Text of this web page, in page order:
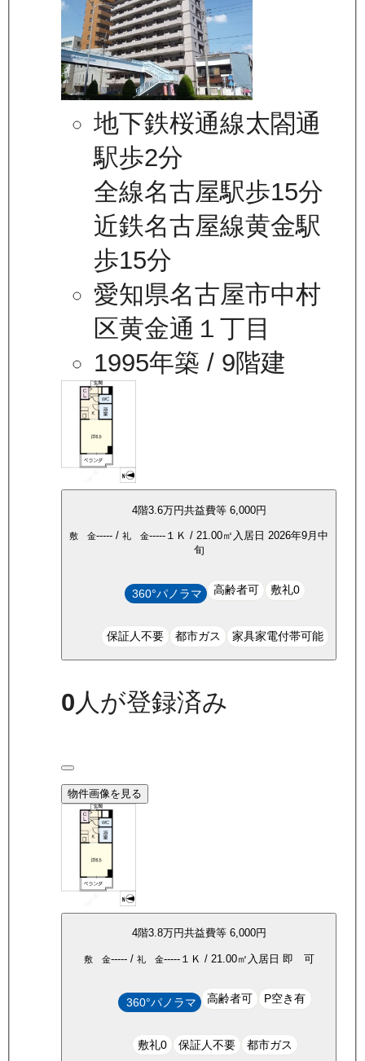
地下鉄桜通線太閤通
駅歩2分
全線名古屋駅歩15分
近鉄名古屋線黄金駅
歩15分
愛知県名古屋市中村
区黄金通１丁目
1995年築 / 9階建
4階3.6万円共益費等 6,000円
敷 金----- / 礼 金----- １Ｋ / 21.00㎡ 入居日 2026年9月中
旬
360°パノラマ 高齢者可 敷礼0
保証人不要 都市ガス 家具家電付帯可能
0 人が登録済み
物件画像を見る
4階3.8万円共益費等 6,000円
敷 金-----/ 礼 金-----１Ｋ / 21.00㎡ 入居日 即 可
360°パノラマ 高齢者可 P空き有
敷礼0 保証人不要 都市ガス